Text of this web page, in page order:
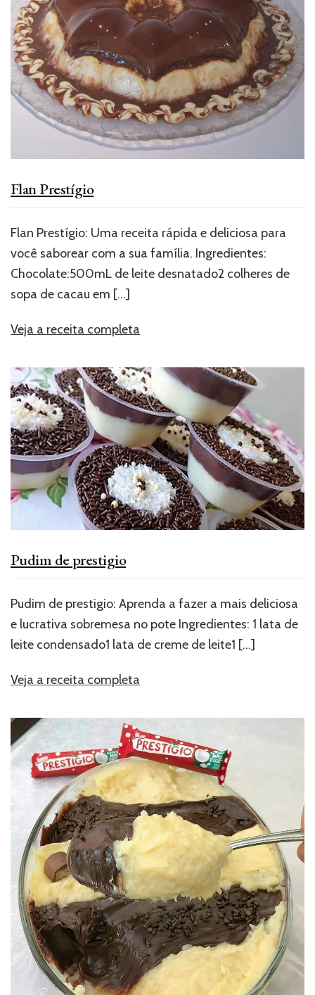
Flan Prestígio
Flan Prestígio: Uma receita rápida e deliciosa para
você saborear com a sua família. Ingredientes:
Chocolate:500mL de leite desnatado2 colheres de
sopa de cacau em […]
Veja a receita completa
Pudim de prestigio
Pudim de prestigio: Aprenda a fazer a mais deliciosa
e lucrativa sobremesa no pote Ingredientes: 1 lata de
leite condensado1 lata de creme de leite1 […]
Veja a receita completa